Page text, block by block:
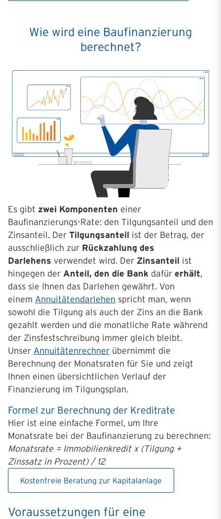
Wie wird eine Baufinanzierung
berechnet?
Es gibt zwei Komponenten einer
Baufinanzierungs-Rate: den Tilgungsanteil und den
Zinsanteil. Der Tilgungsanteil ist der Betrag, der
ausschließlich zur Rückzahlung des
Darlehens verwendet wird. Der Zinsanteil ist
hingegen der Anteil, den die Bank dafür erhält,
dass sie Ihnen das Darlehen gewährt. Von
einem Annuitätendarlehen spricht man, wenn
sowohl die Tilgung als auch der Zins an die Bank
gezahlt werden und die monatliche Rate während
der Zinsfestschreibung immer gleich bleibt.
Unser Annuitätenrechner übernimmt die
Berechnung der Monatsraten für Sie und zeigt
Ihnen einen übersichtlichen Verlauf der
Finanzierung im Tilgungsplan.
Formel zur Berechnung der Kreditrate
Hier ist eine einfache Formel, um Ihre
Monatsrate bei der Baufinanzierung zu berechnen:
Monatsrate = Immobilienkredit x (Tilgung +
Zinssatz in Prozent) / 12
Kostenfreie Beratung zur Kapitalanlage
Voraussetzungen für eine